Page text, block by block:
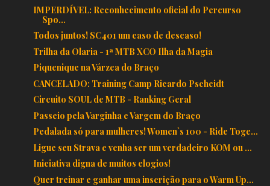
IMPERDÍVEL: Reconhecimento oficial do Percurso
Spo...
Todos juntos! SC401 um caso de descaso!
Trilha da Olaria - 1ª MTB XCO Ilha da Magia
Piquenique na Várzea do Braço
CANCELADO: Training Camp Ricardo Pscheidt
Circuito SOUL de MTB - Ranking Geral
Passeio pela Varginha e Vargem do Braço
Pedalada só para mulheres! Women`s 100 - Ride Toge...
Ligue seu Strava e venha ser um verdadeiro KOM ou ...
Iniciativa digna de muitos elogios!
Quer treinar e ganhar uma inscrição para o Warm Up...